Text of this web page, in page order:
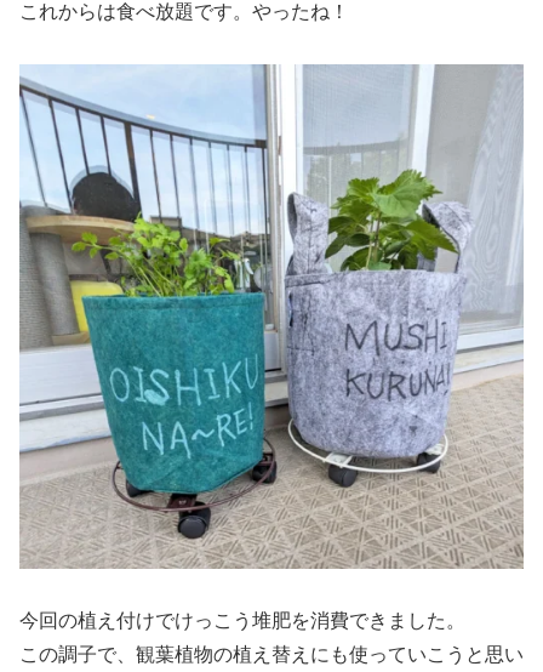
これからは食べ放題です。やったね！
今回の植え付けでけっこう堆肥を消費できました。
この調子で、観葉植物の植え替えにも使っていこうと思い